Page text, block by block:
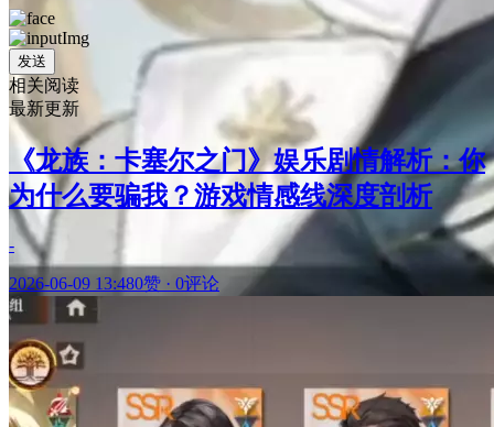
发送
相关阅读
最新更新
《龙族：卡塞尔之门》娱乐剧情解析：你
为什么要骗我？游戏情感线深度剖析
-
2026-06-09 13:480赞 · 0评论